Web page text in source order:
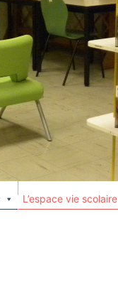
L’espace vie scolaire